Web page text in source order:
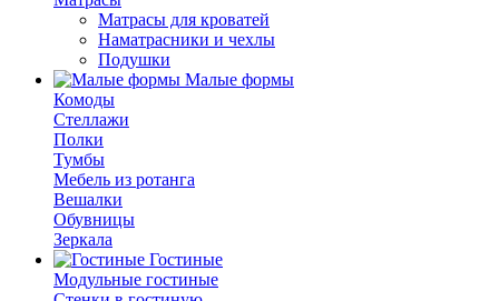
Матрасы для кроватей
Наматрасники и чехлы
Подушки
Малые формы
Комоды
Стеллажи
Полки
Тумбы
Мебель из ротанга
Вешалки
Обувницы
Зеркала
Гостиные
Модульные гостиные